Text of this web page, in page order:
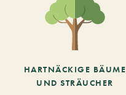
HARTNÄCKIGE BÄUME
UND STRÄUCHER